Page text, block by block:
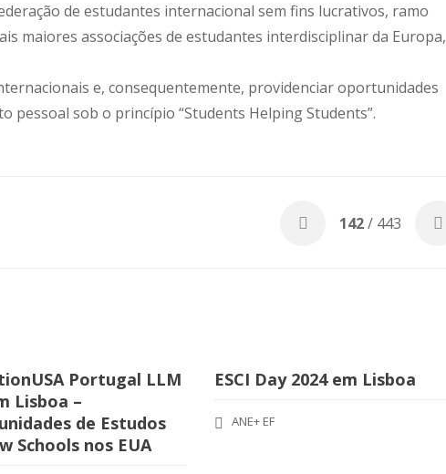
de estudantes internacional sem fins lucrativos, ramo
maiores associações de estudantes interdisciplinar da Europa,
e, consequentemente, providenciar oportunidades
pessoal sob o princípio “Students Helping Students”.
142/ 443
Portugal LLM
Lisboa –
de Estudos
Schools nos EUA
ESCI Day 2024 em Lisboa
ANE+ EF